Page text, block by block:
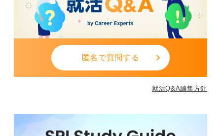
匿名で質問する
就活Q&A編集方針